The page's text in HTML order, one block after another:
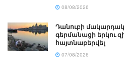
08/08/2026
Դանուբի
գերմանացի երկու
հայտնաբերվել
07/08/2026